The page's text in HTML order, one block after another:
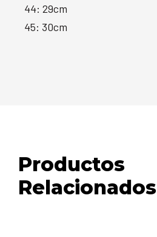
44: 29cm
45: 30cm
Productos
Relacionados